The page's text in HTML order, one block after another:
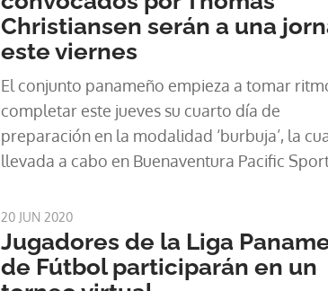
Christiansen serán a una
este viernes
El conjunto panameño empieza a tomar
completar este jueves su cuarto día de
preparación en la modalidad ‘burbuja’, la
llevada a cabo en Buenaventura Pacific
20 JUN 2020
Jugadores de la Liga
de Fútbol participarán en un